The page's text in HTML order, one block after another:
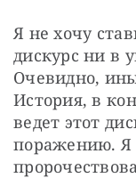
Я не хочу
дискурс ни в
Очевидно,
История, в
ведет этот
поражению. Я